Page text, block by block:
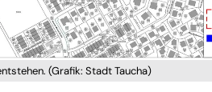
(Grafik: Stadt Taucha)